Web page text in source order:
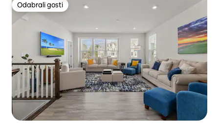
Odabrali gosti
Odabrali gosti